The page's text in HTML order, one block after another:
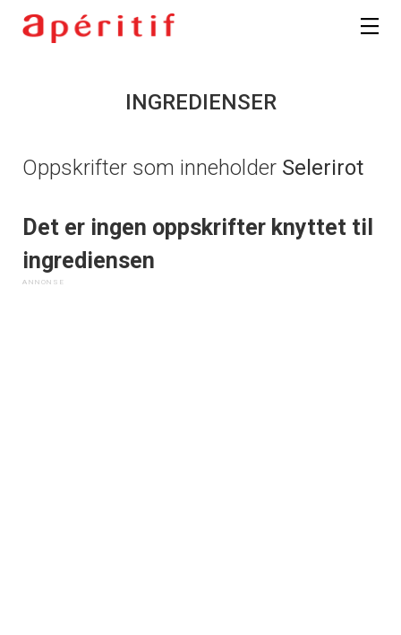
INGREDIENSER
Oppskrifter som inneholder Selerirot
Det er ingen oppskrifter knyttet til
ingrediensen